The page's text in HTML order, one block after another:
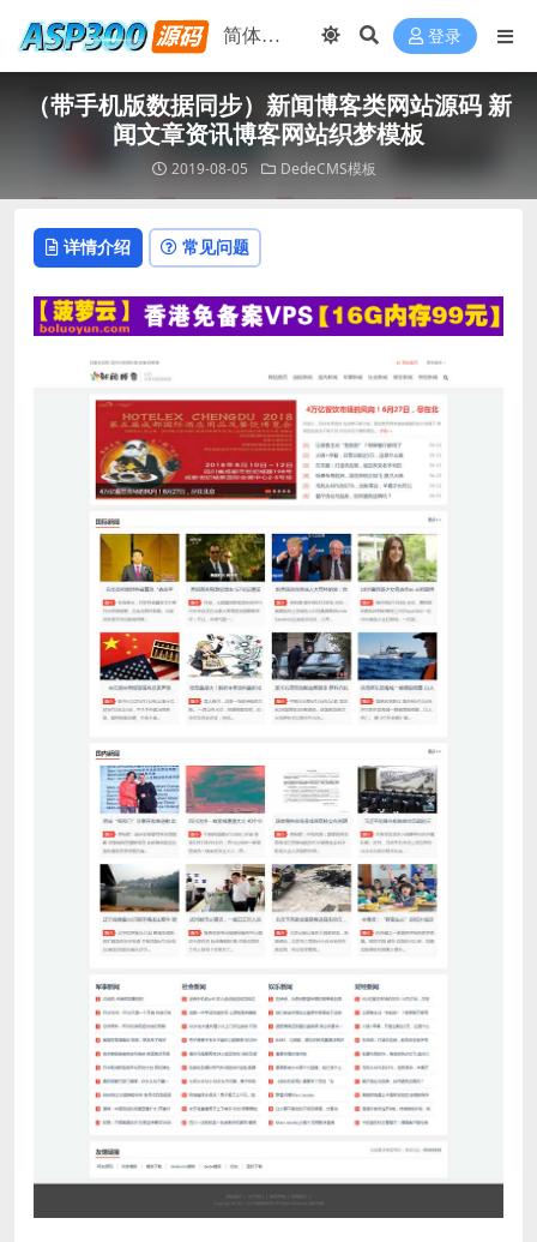
登录
（带手机版数据同步）新闻博客类网站源码 新
闻文章资讯博客网站织梦模板
2019-08-05 DedeCMS模板
详情介绍 常见问题